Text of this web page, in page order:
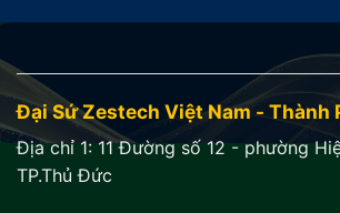
12.900.000₫.là:
Đại Sứ Zestech Việt Nam - Thành
Địa chỉ 1: 11 Đường số 12 - phường
TP.Thủ Đức